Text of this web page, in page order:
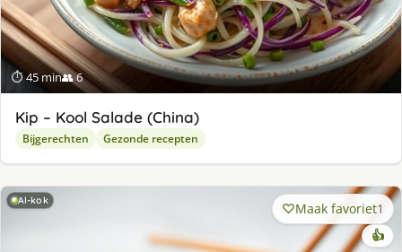
⏱ 45 min👥 6
Kip – Kool Salade (China)
Bijgerechten Gezonde recepten
AI-kok Maak favoriet1
👍